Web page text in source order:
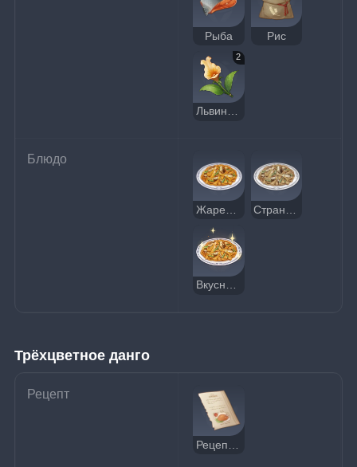
Рыба Рис
2
Львиный зев
Блюдо
Вкусная жареная лапша с рыбой
Трёхцветное данго
Рецепт